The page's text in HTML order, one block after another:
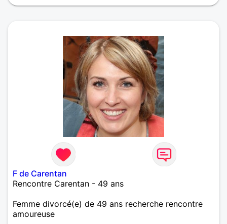
F de Carentan
Rencontre Carentan - 49 ans
Femme divorcé(e) de 49 ans recherche rencontre
amoureuse